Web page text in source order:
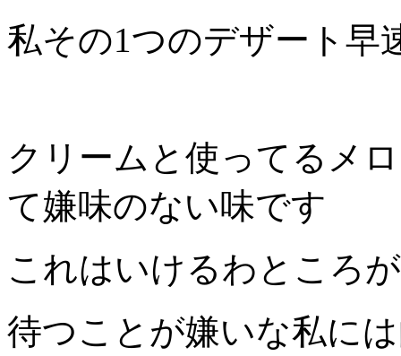
私その1つのデザート早
クリームと使ってるメ
て嫌味のない味です
これはいけるわところ
待つことが嫌いな私に